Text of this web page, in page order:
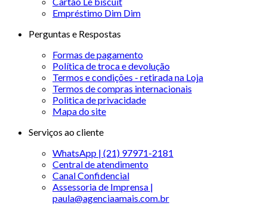
Empréstimo Dim Dim
Perguntas e Respostas
Formas de pagamento
Política de troca e devolução
Termos e condições - retirada na Loja
Termos de compras internacionais
Politica de privacidade
Mapa do site
Serviços ao cliente
WhatsApp | (21) 97971-2181
Central de atendimento
Canal Confidencial
Assessoria de Imprensa |
paula@agenciaamais.com.br